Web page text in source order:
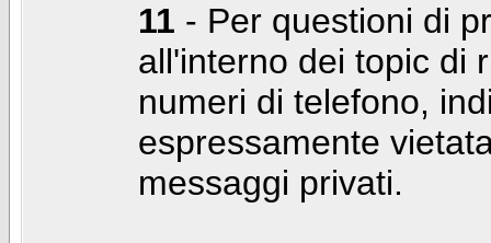
11 - Per questioni di
all'interno dei topic di
numeri di telefono,
espressamente
messaggi privati.